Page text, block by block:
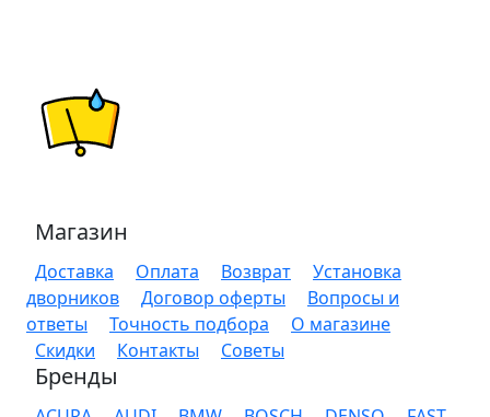
Магазин
Доставка Оплата Возврат
Установка
дворников
Договор оферты
Вопросы и
ответы
Точность подбора
О магазине
Скидки
Контакты Советы
Бренды